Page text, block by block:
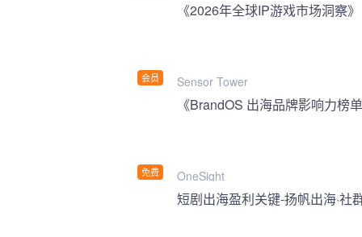
会员
《2026年全球IP游戏市场洞察》
Sensor Tower
免费
《BrandOS 出海品牌影响力榜
OneSight
短剧出海盈利关键-扬帆出海·社